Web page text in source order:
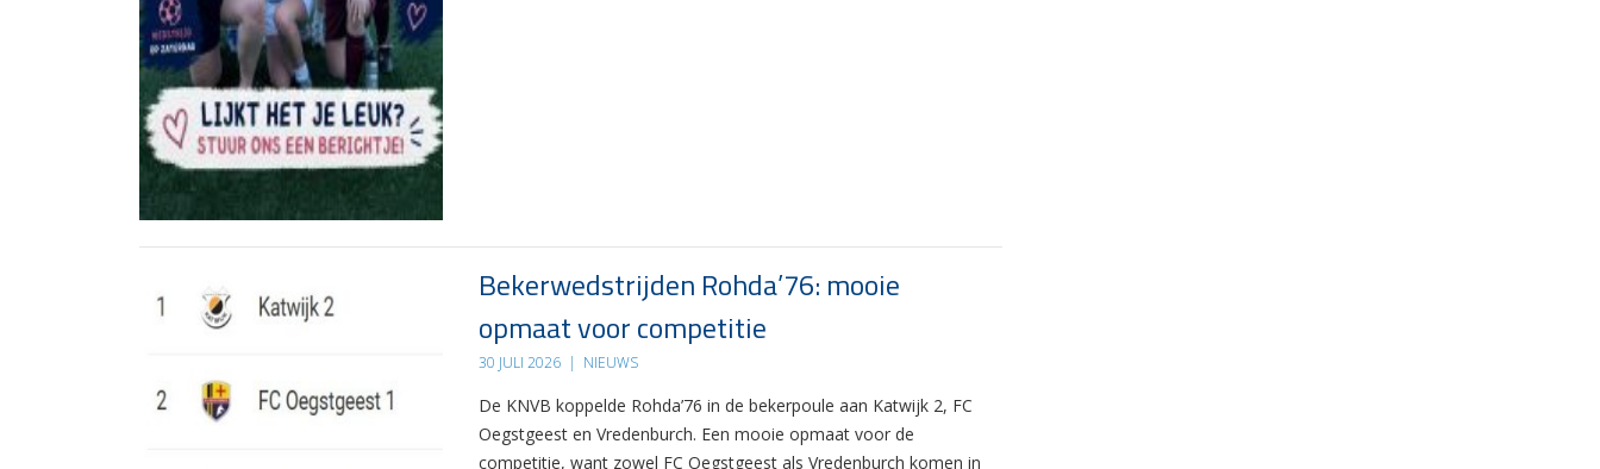
Bekerwedstrijden Rohda’76: mooie
opmaat voor competitie
30 JULI 2026 | NIEUWS
De KNVB koppelde Rohda’76 in de bekerpoule aan Katwijk 2, FC
Oegstgeest en Vredenburch. Een mooie opmaat voor de
competitie, want zowel FC Oegstgeest als Vredenburch komen in